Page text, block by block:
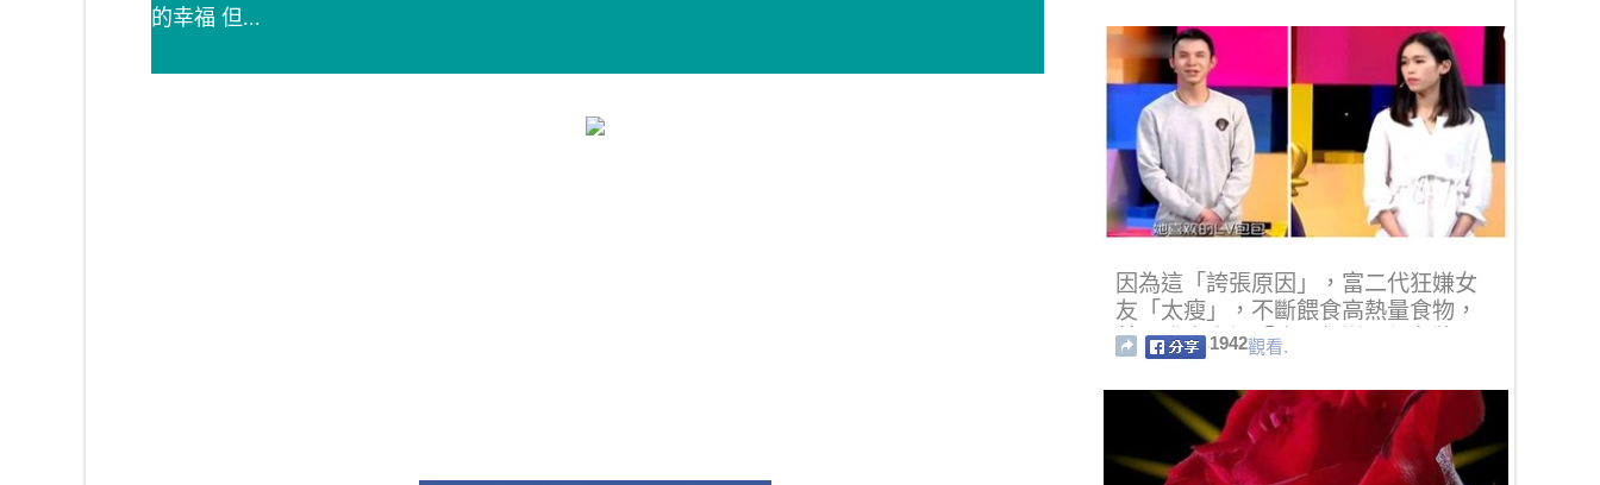
的幸福 但...
因為這「誇張原因」，富二代狂嫌女
友「太瘦」，不斷餵食高熱量食物，
甚至發出豪語「吃一餐送一個名牌
包」！
1942觀看.